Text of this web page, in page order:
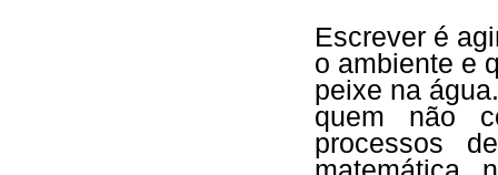
Escrever é
o ambiente e
peixe na
quem não
processos